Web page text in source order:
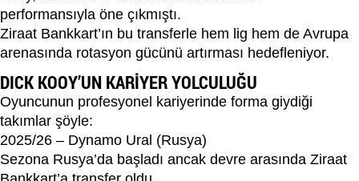
performansıyla öne çıkmıştı.
Ziraat Bankkart’ın bu transferle hem lig hem de Avrupa
arenasında rotasyon gücünü artırması hedefleniyor.
DICK KOOY’UN KARİYER YOLCULUĞU
Oyuncunun profesyonel kariyerinde forma giydiği
takımlar şöyle:
2025/26 – Dynamo Ural (Rusya)
Sezona Rusya’da başladı ancak devre arasında Ziraat